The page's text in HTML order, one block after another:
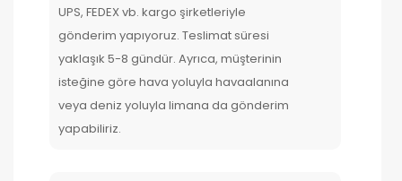
UPS, FEDEX vb. kargo şirketleriyle
gönderim yapıyoruz. Teslimat süresi
yaklaşık 5-8 gündür. Ayrıca, müşterinin
isteğine göre hava yoluyla havaalanına
veya deniz yoluyla limana da gönderim
yapabiliriz.